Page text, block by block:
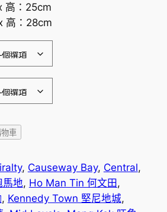
0
t
高：25cm
高：28cm
車
, Causeway Bay, Central
馬地, Ho Man Tin 何文田
, Kennedy Town 堅尼地城